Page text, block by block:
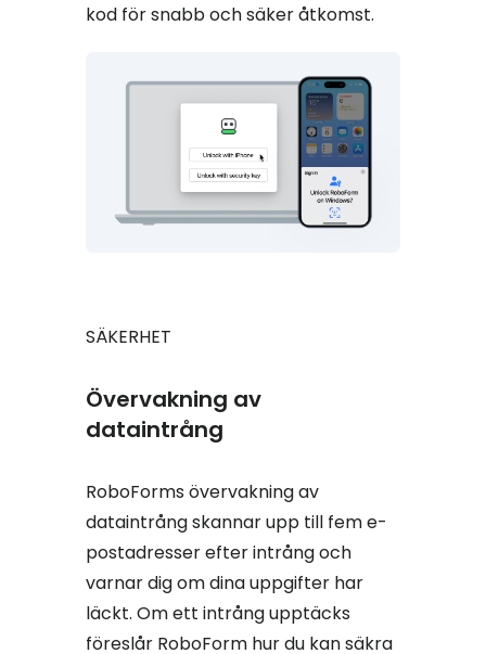
kod för snabb och säker åtkomst.
SÄKERHET
Övervakning av
dataintrång
RoboForms övervakning av
dataintrång skannar upp till fem e-
postadresser efter intrång och
varnar dig om dina uppgifter har
läckt. Om ett intrång upptäcks
föreslår RoboForm hur du kan säkra